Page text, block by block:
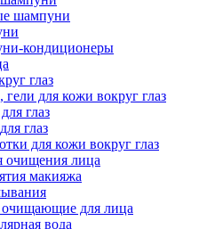
шампуни
кондиционеры
глаз
для кожи вокруг глаз
глаз
глаз
для кожи вокруг глаз
очищения лица
макияжа
для лица
вода